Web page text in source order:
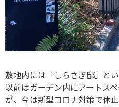
敷地内には「しらさぎ邸」と
以前はガーデン内にアートス
が、今は新型コロナ対策で休